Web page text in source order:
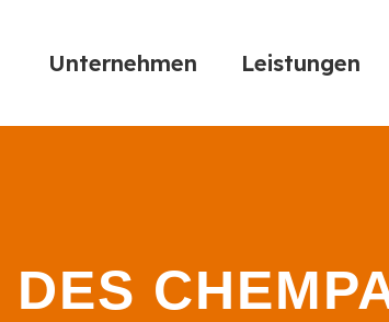
Unternehmen Leistungen